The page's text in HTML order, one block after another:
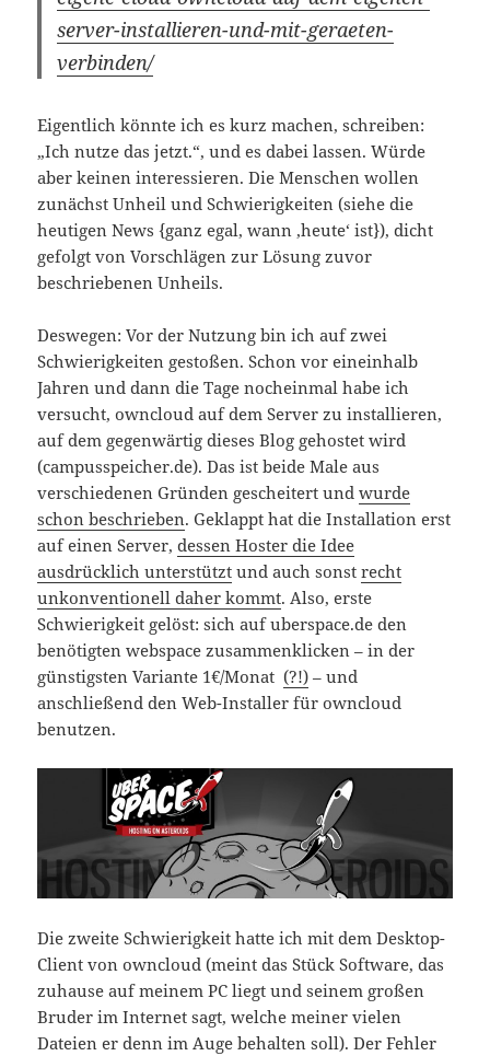
server-installieren-und-mit-geraeten-
verbinden/
Eigentlich könnte ich es kurz machen, schreiben:
„Ich nutze das jetzt.“, und es dabei lassen. Würde
aber keinen interessieren. Die Menschen wollen
zunächst Unheil und Schwierigkeiten (siehe die
heutigen News {ganz egal, wann ‚heute‘ ist}), dicht
gefolgt von Vorschlägen zur Lösung zuvor
beschriebenen Unheils.
Deswegen: Vor der Nutzung bin ich auf zwei
Schwierigkeiten gestoßen. Schon vor eineinhalb
Jahren und dann die Tage nocheinmal habe ich
versucht, owncloud auf dem Server zu installieren,
auf dem gegenwärtig dieses Blog gehostet wird
(campusspeicher.de). Das ist beide Male aus
verschiedenen Gründen gescheitert undwurde
schon beschrieben. Geklappt hat die Installation erst
auf einen Server,dessen Hoster die Idee
ausdrücklich unterstützt und auch sonstrecht
unkonventionell daher kommt. Also, erste
Schwierigkeit gelöst: sich auf uberspace.de den
benötigten webspace zusammenklicken – in der
günstigsten Variante 1€/Monat(?!) – und
anschließend den Web-Installer für owncloud
benutzen.
Die zweite Schwierigkeit hatte ich mit dem Desktop-
Client von owncloud (meint das Stück Software, das
zuhause auf meinem PC liegt und seinem großen
Bruder im Internet sagt, welche meiner vielen
Dateien er denn im Auge behalten soll). Der Fehler